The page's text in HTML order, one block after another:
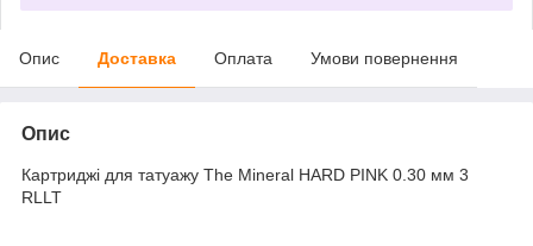
Опис Доставка Оплата Умови повернення
Опис
Картриджі для татуажу The Mineral HARD PINK 0.30 мм 3
RLLT